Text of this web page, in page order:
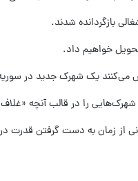
خواهیم داد.
را در قالب آنچه
از زمان به دست گرفتن